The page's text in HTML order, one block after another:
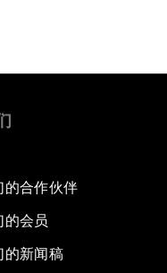
的合作伙伴
的会员
的新闻稿